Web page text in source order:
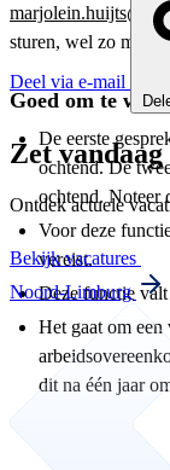
sturen, wel zo
Goed om te
De eerste
ochtend. De
ochtend. Noteer
Voor deze
vereist.
Deze functie
Het gaat om een
dit na één jaar
Deel via e-mail
Zet
Ontdek actuele
Bekijk vacatures
Noord-Limburg